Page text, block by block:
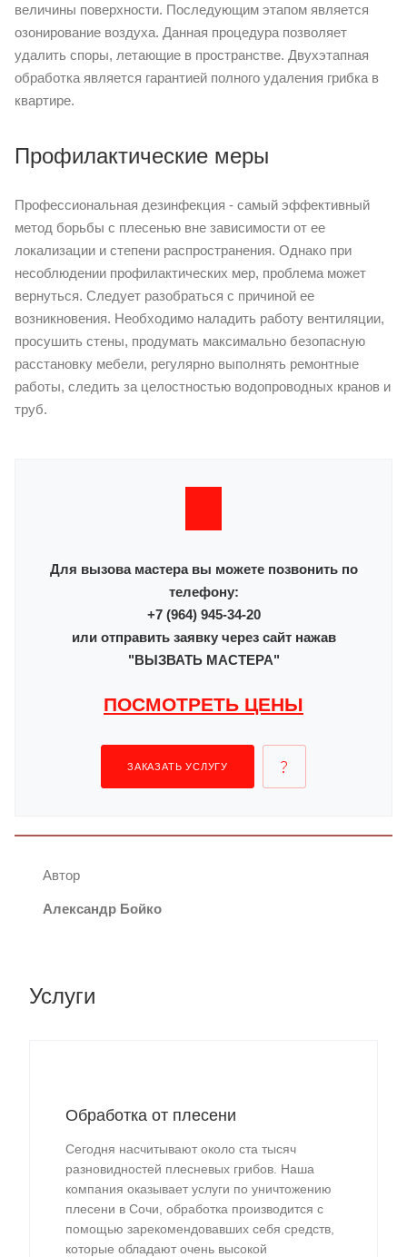
величины поверхности. Последующим этапом является
озонирование воздуха. Данная процедура позволяет
удалить споры, летающие в пространстве. Двухэтапная
обработка является гарантией полного удаления грибка в
квартире.
Профилактические меры
Профессиональная дезинфекция - самый эффективный
метод борьбы с плесенью вне зависимости от ее
локализации и степени распространения. Однако при
несоблюдении профилактических мер, проблема может
вернуться. Следует разобраться с причиной ее
возникновения. Необходимо наладить работу вентиляции,
просушить стены, продумать максимально безопасную
расстановку мебели, регулярно выполнять ремонтные
работы, следить за целостностью водопроводных кранов и
труб.
Для вызова мастера вы можете позвонить по
телефону:
+7 (964) 945-34-20
или отправить заявку через сайт нажав
"ВЫЗВАТЬ МАСТЕРА"
ПОСМОТРЕТЬ ЦЕНЫ
ЗАКАЗАТЬ УСЛУГУ
Автор
Александр Бойко
Услуги
Обработка от плесени
Сегодня насчитывают около ста тысяч
разновидностей плесневых грибов. Наша
компания оказывает услуги по уничтожению
плесени в Сочи, обработка производится с
помощью зарекомендовавших себя средств,
которые обладают очень высокой